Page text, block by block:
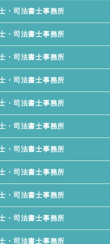
・司法書士事務所
・司法書士事務所
・司法書士事務所
・司法書士事務所
・司法書士事務所
・司法書士事務所
・司法書士事務所
・司法書士事務所
・司法書士事務所
・司法書士事務所
・司法書士事務所